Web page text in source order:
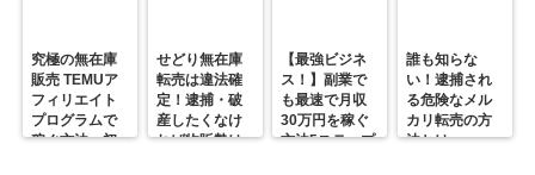
究極の無在庫
販売 TEMUア
フィリエイト
プログラムで
稼ぐ方法 初
せどり無在庫
転売は違法確
定！逮捕・破
産したくなけ
れば物販勢は
【最強ビジネ
ス！】副業で
も最速で月収
30万円を稼ぐ
方法5ステップ
誰も知らな
い！逮捕され
る危険なメル
カリ転売の方
法とは